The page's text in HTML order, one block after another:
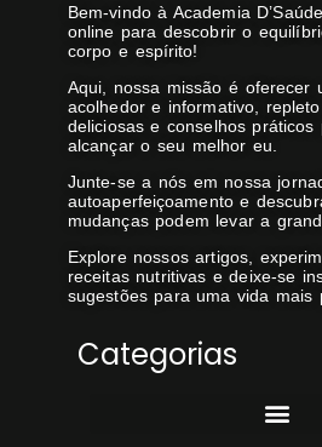
Bem-vindo à Academia
online para descobrir o
corpo e espírito!
Aqui, nossa missão é oferecer
acolhedor e informativo,
deliciosas e conselhos práticos
alcançar o seu melhor eu.
Junte-se a nós em nossa
autoaperfeiçoamento e
mudanças podem levar a
Explore nossos artigos,
receitas nutritivas e deixe-se
sugestões para uma vida mais
Categorias